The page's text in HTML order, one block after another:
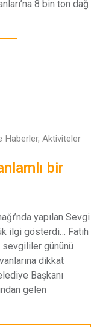
8 bin ton dağ
Haberler, Aktiviteler
bir
yapılan Sevgi
ilgi gösterdi… Fatih
sevgililer gününü
dikkat
Başkanı
gelen